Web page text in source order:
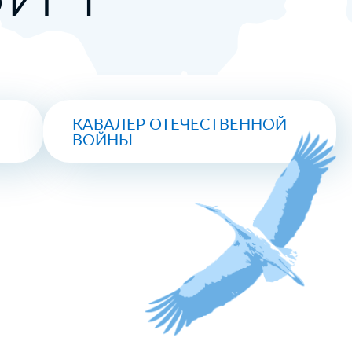
КАВАЛЕР ОТЕЧЕСТВЕННОЙ
ВОЙНЫ